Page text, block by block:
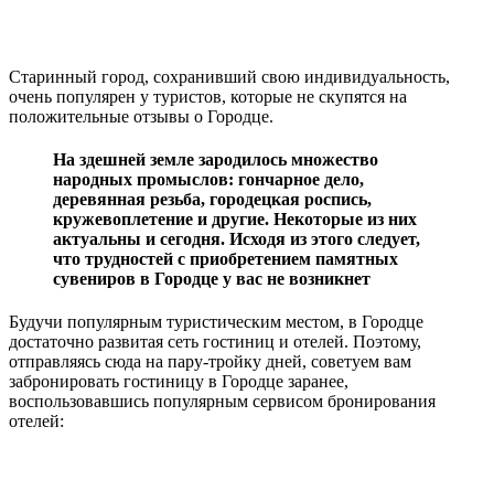
Старинный город, сохранивший свою индивидуальность,
очень популярен у туристов, которые не скупятся на
положительные отзывы о Городце.
На здешней земле зародилось множество
народных промыслов: гончарное дело,
деревянная резьба, городецкая роспись,
кружевоплетение и другие. Некоторые из них
актуальны и сегодня. Исходя из этого следует,
что трудностей с приобретением памятных
сувениров в Городце у вас не возникнет
Будучи популярным туристическим местом, в Городце
достаточно развитая сеть гостиниц и отелей. Поэтому,
отправляясь сюда на пару-тройку дней, советуем вам
забронировать гостиницу в Городце заранее,
воспользовавшись популярным сервисом бронирования
отелей: